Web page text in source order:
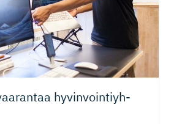
hyvinvoin­tiyh­